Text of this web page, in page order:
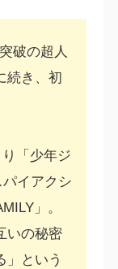
破の超人
続き、初
「少年ジ
イアクシ
」。
いの秘密
」という